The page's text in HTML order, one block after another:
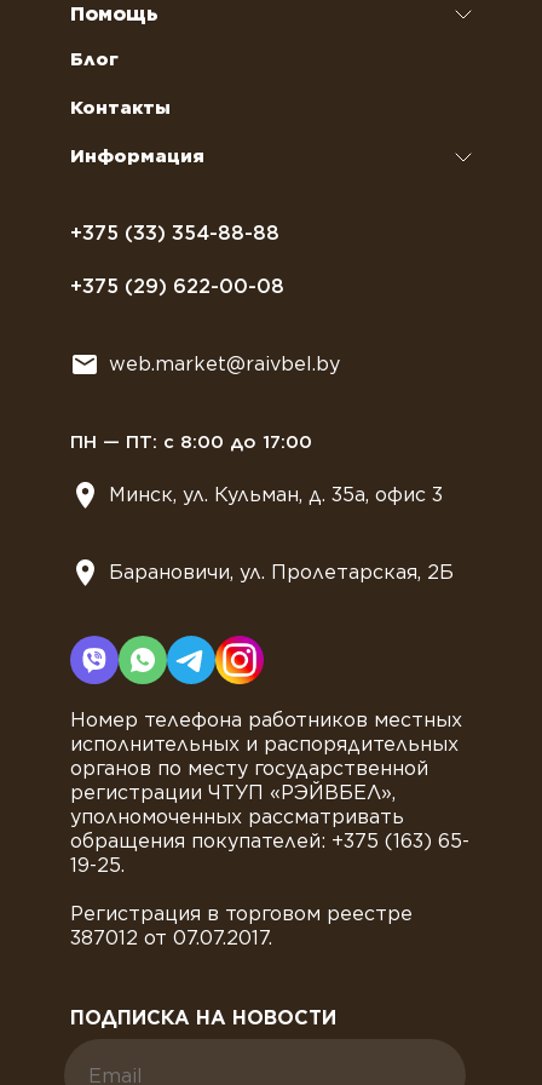
+375 (33) 354-88-88
+375 (29) 622-00-08
web.market@raivbel.by
ПН — ПТ: с 8:00 до 17:00
Минск, ул. Кульман, д. 35а, офис 3
Барановичи, ул. Пролетарская, 2Б
Номер телефона работников местных
исполнительных и распорядительных
органов по месту государственной
регистрации ЧТУП «РЭЙВБЕЛ»,
уполномоченных рассматривать
обращения покупателей: +375 (163) 65-
19-25.
Регистрация в торговом реестре
387012 от 07.07.2017.
ПОДПИСКА НА НОВОСТИ
Наполнители для вендинговых автоматов
Кофейное оборудование
Ремонт кофемашин и кофеварок
Обслуживание профессиональных
Курсы бариста
Помощь
Как оформить заказ
Условия доставки
Блог
Контакты
Информация
Договор оферты